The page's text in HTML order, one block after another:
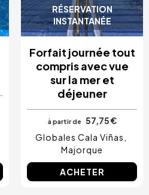
RÉSERVATION
INSTANTANÉE
Forfait journée tout
compris avec vue
sur la mer et
déjeuner
à partir de
57,75 €
Globales Cala Viñas
Majorque
ACHETER